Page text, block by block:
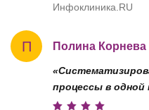
Инфоклиника.RU
П Полина Корнева
процессы в одной